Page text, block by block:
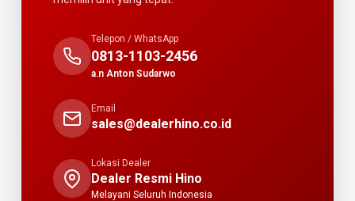
Telepon / WhatsApp
0813-1103-2456
a.n Anton Sudarwo
Email
sales@dealerhino.co.id
Lokasi Dealer
Dealer Resmi Hino
Melayani Seluruh Indonesia